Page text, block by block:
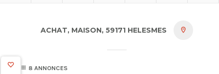
ACHAT, MAISON, 59171 HELESMES
8 ANNONCES